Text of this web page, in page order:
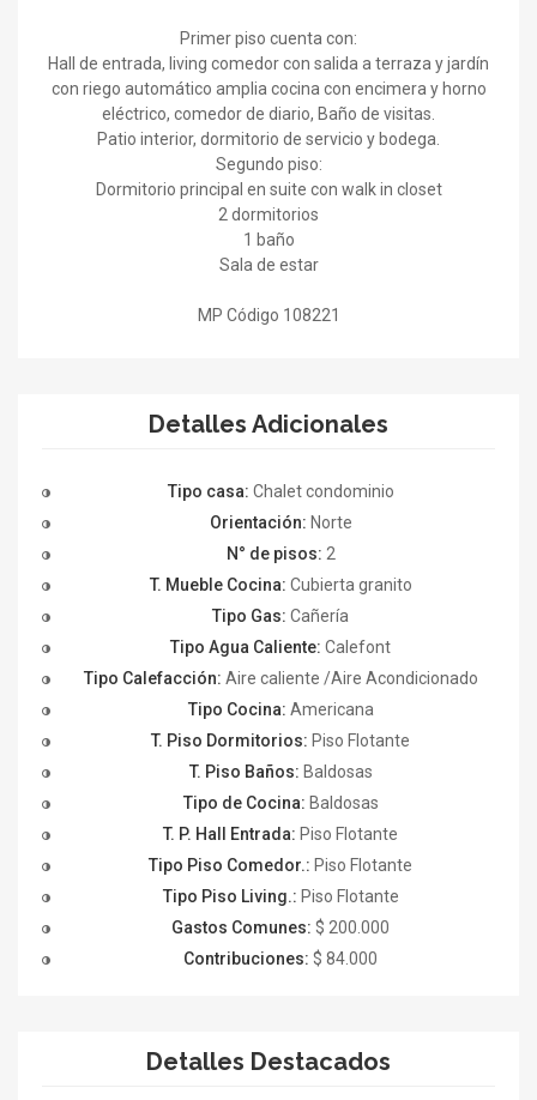
Primer piso cuenta con:
Hall de entrada, living comedor con salida a terraza y jardín
con riego automático amplia cocina con encimera y horno
eléctrico, comedor de diario, Baño de visitas.
Patio interior, dormitorio de servicio y bodega.
Segundo piso:
Dormitorio principal en suite con walk in closet
2 dormitorios
1 baño
Sala de estar
MP Código 108221
Detalles Adicionales
Tipo casa: Chalet condominio
Orientación: Norte
N° de pisos: 2
T. Mueble Cocina: Cubierta granito
Tipo Gas: Cañería
Tipo Agua Caliente: Calefont
Tipo Calefacción: Aire caliente /Aire Acondicionado
Tipo Cocina: Americana
T. Piso Dormitorios: Piso Flotante
T. Piso Baños: Baldosas
Tipo de Cocina: Baldosas
T. P. Hall Entrada: Piso Flotante
Tipo Piso Comedor.: Piso Flotante
Tipo Piso Living.: Piso Flotante
Gastos Comunes: $ 200.000
Contribuciones: $ 84.000
Detalles Destacados